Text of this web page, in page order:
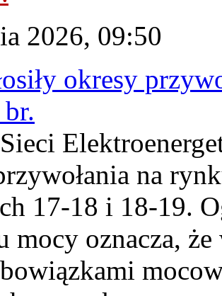
2026, 09:50
okresy
na
17-18 i 18-19.
mocy oznacza,